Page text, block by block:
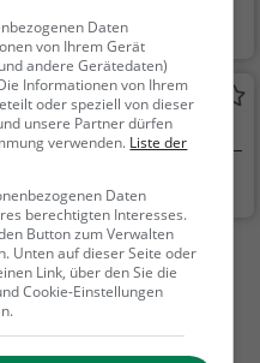
Familie & Kinder,
Natur, See
Natur
Kreuth finden
von
Daten
von Ihrem Gerät
andere Gerätedaten)
Informationen von Ihrem
oder speziell von dieser
unsere Partner dürfen
verwenden. Liste der
Daten
berechtigten Interesses.
Button zum Verwalten
Unten auf dieser Seite oder
Link, über den Sie die
Cookie-Einstellungen